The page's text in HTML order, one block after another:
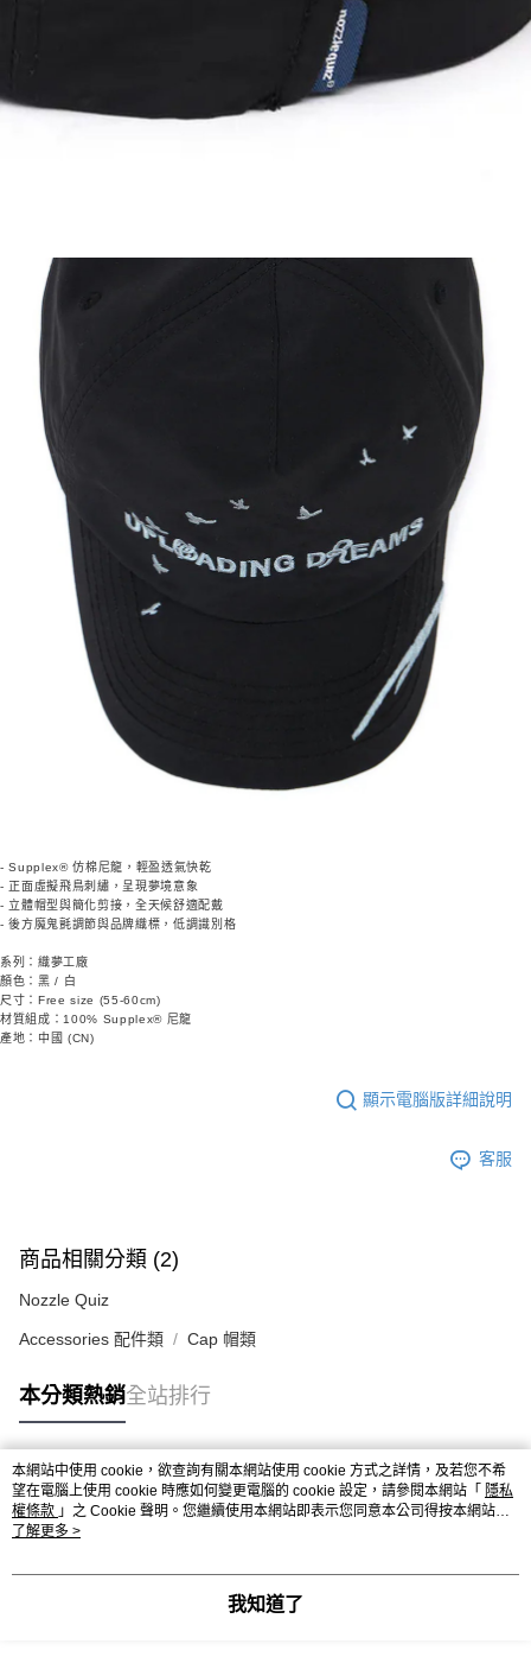
- Supplex® 仿棉尼龍，輕盈透氣快乾
- 正面虛擬飛鳥刺繡，呈現夢境意象
- 立體帽型與簡化剪接，全天候舒適配戴
- 後方魔鬼氈調節與品牌織標，低調識別格
系列：織夢工廠
顏色：黑 / 白
尺寸：Free size (55-60cm)
材質組成：100% Supplex® 尼龍
產地：中國 (CN)
顯示電腦版詳細說明
客服
商品相關分類 (2)
Nozzle Quiz
Accessories 配件類 Cap 帽類
本分類熱銷全站排行
熱門標籤
本網站中使用 cookie，欲查詢有關本網站使用 cookie 方式之詳情，及若您不希
望在電腦上使用 cookie 時應如何變更電腦的 cookie 設定，請參閱本網站「 隱私
權條款 」之 Cookie 聲明。您繼續使用本網站即表示您同意本公司得按本網站使
用條款之 Cookie 聲明使用 cookie。
了解更多 >
我知道了